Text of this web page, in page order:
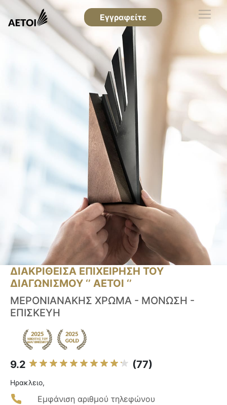
Εγγραφείτε
ΔΙΑΚΡΙΘΕΙΣΑ ΕΠΙΧΕΙΡΗΣΗ ΤΟΥ
ΔΙΑΓΩΝΙΣΜΟΥ ‘’ ΑΕΤΟΙ ‘’
ΜΕΡΟΝΙΑΝΑΚΗΣ ΧΡΩΜΑ - ΜΟΝΩΣΗ -
ΕΠΙΣΚΕΥΗ
9.2 (77)
Ηρακλειο,
Εμφάνιση αριθμού τηλεφώνου